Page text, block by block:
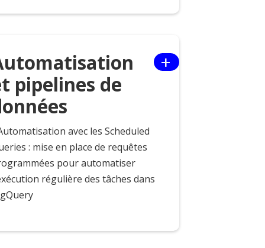
pipelines de
+
avec les Scheduled
: mise en place de requêtes
pour automatiser
régulière des tâches dans